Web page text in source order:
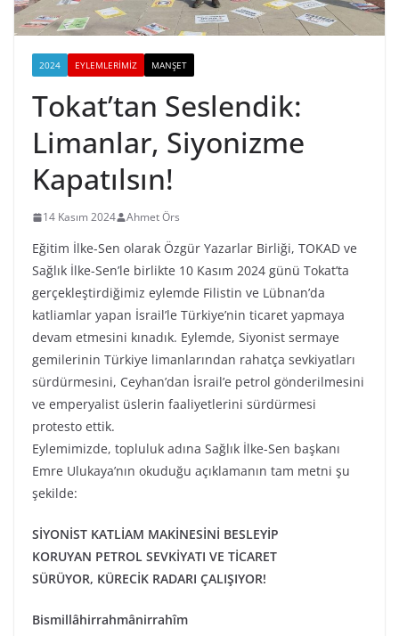
2024 EYLEMLERIMIZ MANŞET
Tokat’tan Seslendik:
Limanlar, Siyonizme
Kapatılsın!
14 Kasım 2024 Ahmet Örs
Eğitim İlke-Sen olarak Özgür Yazarlar Birliği, TOKAD ve
Sağlık İlke-Sen’le birlikte 10 Kasım 2024 günü Tokat’ta
gerçekleştirdiğimiz eylemde Filistin ve Lübnan’da
katliamlar yapan İsrail’le Türkiye’nin ticaret yapmaya
devam etmesini kınadık. Eylemde, Siyonist sermaye
gemilerinin Türkiye limanlarından rahatça sevkiyatları
sürdürmesini, Ceyhan’dan İsrail’e petrol gönderilmesini
ve emperyalist üslerin faaliyetlerini sürdürmesi
protesto ettik.
Eylemimizde, topluluk adına Sağlık İlke-Sen başkanı
Emre Ulukaya’nın okuduğu açıklamanın tam metni şu
şekilde:
SİYONİST KATLİAM MAKİNESİNİ BESLEYİP
KORUYAN PETROL SEVKİYATI VE TİCARET
SÜRÜYOR, KÜRECİK RADARI ÇALIŞIYOR!
Bismillâhirrahmânirrahîm